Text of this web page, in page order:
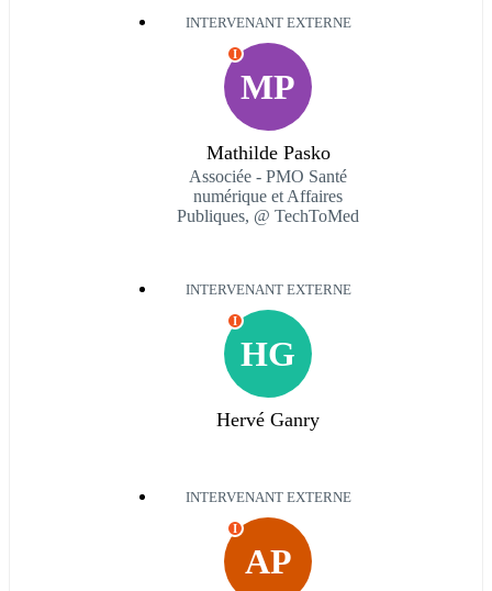
INTERVENANT EXTERNE
MP
I
Mathilde Pasko
Associée - PMO Santé
numérique et Affaires
Publiques, @ TechToMed
INTERVENANT EXTERNE
HG
I
Hervé Ganry
INTERVENANT EXTERNE
AP
I